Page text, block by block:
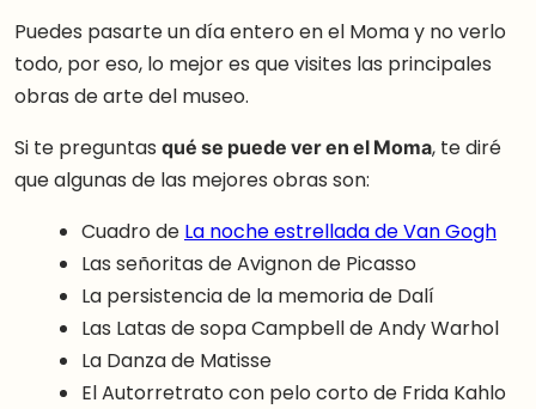
Puedes pasarte un día entero en el Moma y no verlo
todo, por eso, lo mejor es que visites las principales
obras de arte del museo.
Si te preguntas qué se puede ver en el Moma, te diré
que algunas de las mejores obras son:
Cuadro de La noche estrellada de Van Gogh
Las señoritas de Avignon de Picasso
La persistencia de la memoria de Dalí
Las Latas de sopa Campbell de Andy Warhol
La Danza de Matisse
El Autorretrato con pelo corto de Frida Kahlo